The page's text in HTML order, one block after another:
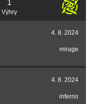
1
Výhry
4. 8. 2024
mirage
4. 8. 2024
inferno